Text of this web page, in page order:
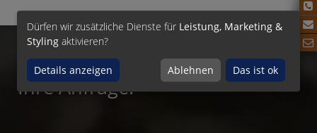
Ihre Anfrage:
Dürfen wir zusätzliche Dienste für Leistung, Marketing &
Styling aktivieren?
Details anzeigen Ablehnen Das ist ok